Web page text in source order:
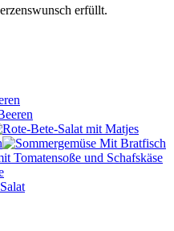
erfüllt.
Tomatensoße und Schafskäse